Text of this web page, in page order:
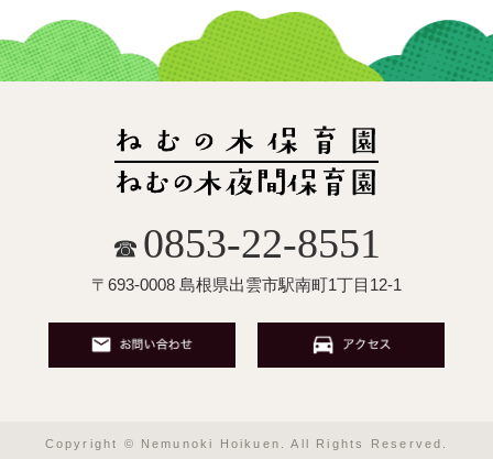
☎ 0853-22-8551
〒693-0008 島根県出雲市駅南町1丁目12-1
Copyright © Nemunoki Hoikuen. All Rights Reserved.